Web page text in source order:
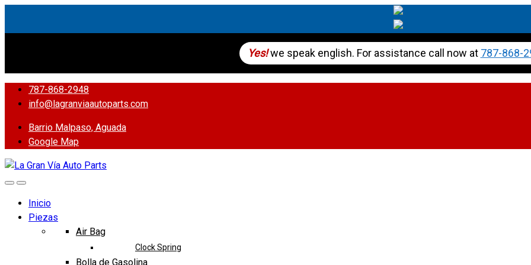
Yes! we speak english. For assistance call now at 787-868-
787-868-2948
info@lagranviaautoparts.com
Barrio Malpaso, Aguada
Google Map
Inicio
Piezas
Air Bag
Clock Spring
Bolla de Gasolina